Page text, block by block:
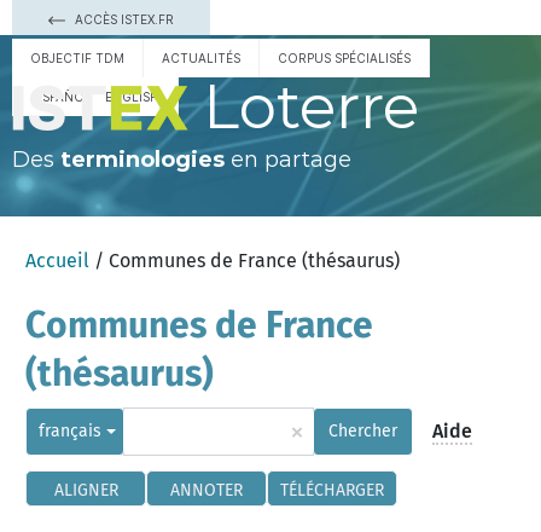
ACCÈS ISTEX.FR
OBJECTIF TDM ACTUALITÉS CORPUS SPÉCIALISÉS
ESPAÑOL ENGLISH Loterre
Des terminologies en partage
Accueil / Communes de France (thésaurus)
Communes de France
(thésaurus)
français × Chercher Aide
ALIGNER ANNOTER TÉLÉCHARGER